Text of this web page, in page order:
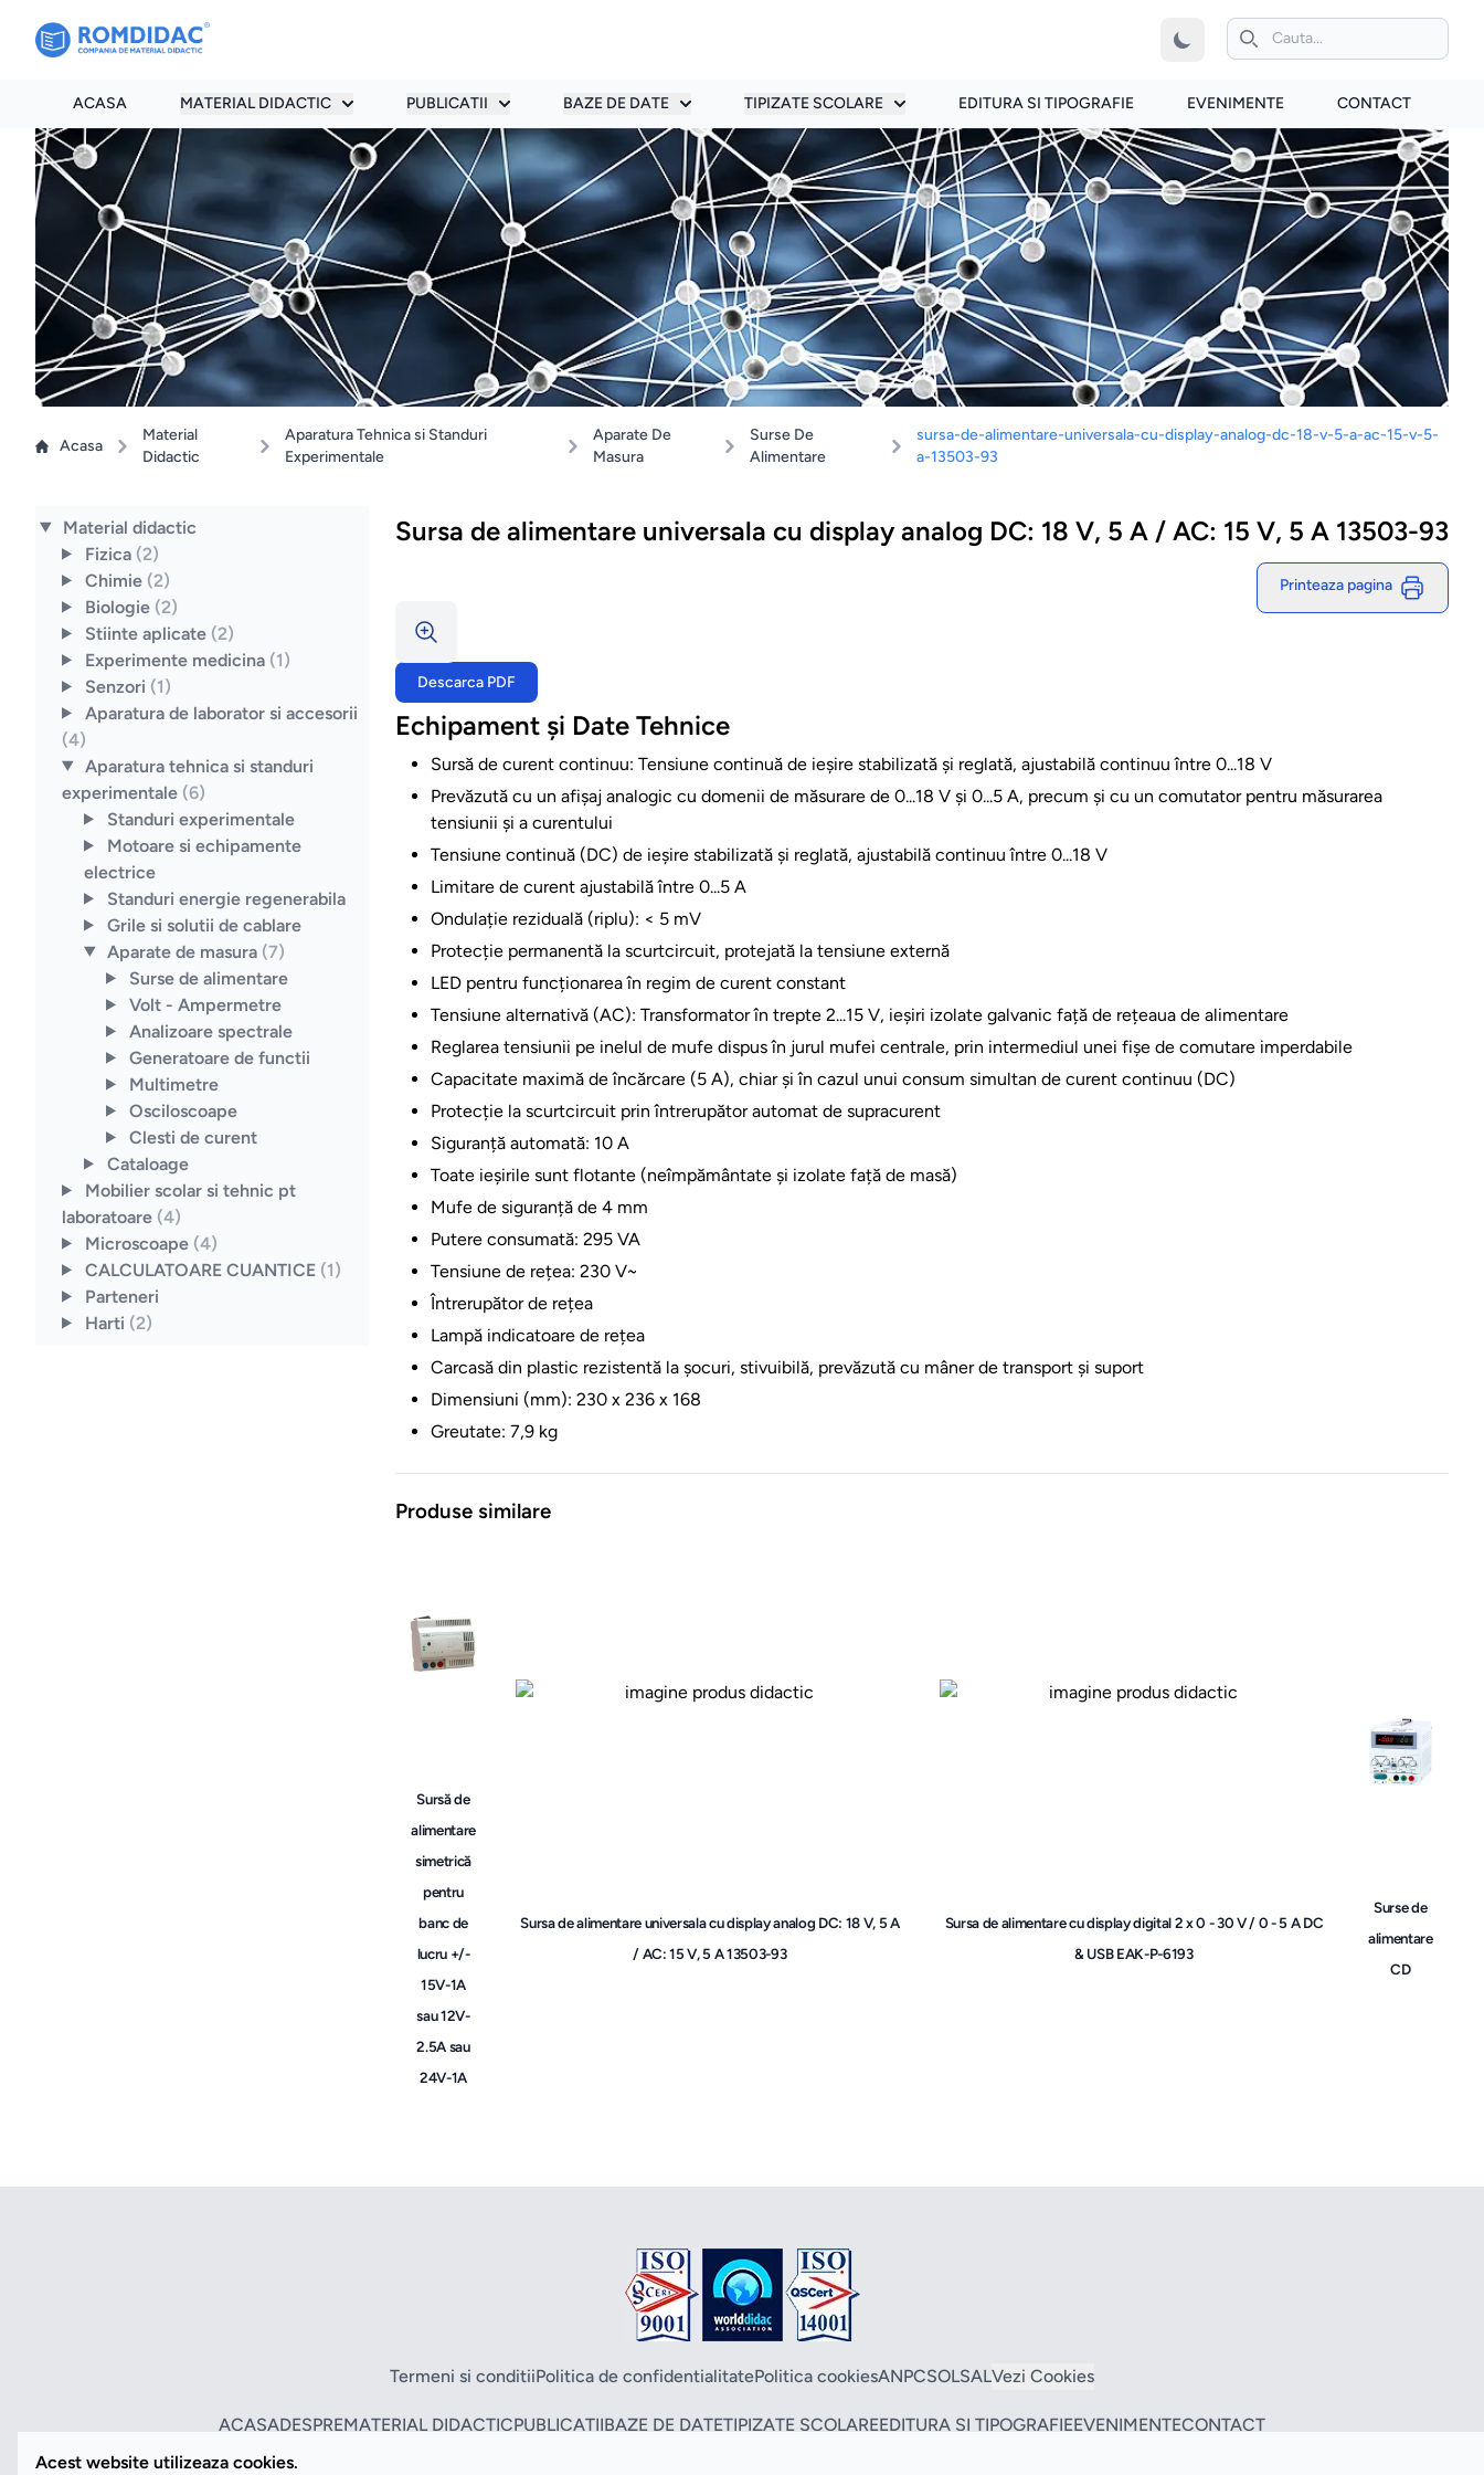
iconita de cautare
ACASA MATERIAL DIDACTIC PUBLICATII BAZE DE DATE TIPIZATE SCOLARE EDITURA SI TIPOGRAFIE EVENIMENTE CONTACT
Acasa
Material
Didactic
Aparatura Tehnica si Standuri
Experimentale
Aparate De
Masura
Surse De
Alimentare
sursa-de-alimentare-universala-cu-display-analog-dc-18-v-5-a-ac-15-v-5-
a-13503-93
Material didactic
Fizica (2)
Chimie (2)
Biologie (2)
Stiinte aplicate (2)
Experimente medicina (1)
Senzori (1)
Aparatura de laborator si accesorii
(4)
Aparatura tehnica si standuri
experimentale (6)
Standuri experimentale
Motoare si echipamente
electrice
Standuri energie regenerabila
Grile si solutii de cablare
Aparate de masura (7)
Surse de alimentare
Volt - Ampermetre
Analizoare spectrale
Generatoare de functii
Multimetre
Osciloscoape
Clesti de curent
Cataloage
Mobilier scolar si tehnic pt
laboratoare (4)
Microscoape (4)
CALCULATOARE CUANTICE (1)
Parteneri
Harti (2)
Sursa de alimentare universala cu display analog DC: 18 V, 5 A / AC: 15 V, 5 A 13503-93
Printeaza pagina
Descarca PDF
Echipament și Date Tehnice
Sursă de curent continuu: Tensiune continuă de ieșire stabilizată și reglată, ajustabilă continuu între 0...18 V
Prevăzută cu un afișaj analogic cu domenii de măsurare de 0...18 V și 0...5 A, precum și cu un comutator pentru măsurarea
tensiunii și a curentului
Tensiune continuă (DC) de ieșire stabilizată și reglată, ajustabilă continuu între 0...18 V
Limitare de curent ajustabilă între 0...5 A
Ondulație reziduală (riplu): < 5 mV
Protecție permanentă la scurtcircuit, protejată la tensiune externă
LED pentru funcționarea în regim de curent constant
Tensiune alternativă (AC): Transformator în trepte 2...15 V, ieșiri izolate galvanic față de rețeaua de alimentare
Reglarea tensiunii pe inelul de mufe dispus în jurul mufei centrale, prin intermediul unei fișe de comutare imperdabile
Capacitate maximă de încărcare (5 A), chiar și în cazul unui consum simultan de curent continuu (DC)
Protecție la scurtcircuit prin întrerupător automat de supracurent
Siguranță automată: 10 A
Toate ieșirile sunt flotante (neîmpământate și izolate față de masă)
Mufe de siguranță de 4 mm
Putere consumată: 295 VA
Tensiune de rețea: 230 V~
Întrerupător de rețea
Lampă indicatoare de rețea
Carcasă din plastic rezistentă la șocuri, stivuibilă, prevăzută cu mâner de transport și suport
Dimensiuni (mm): 230 x 236 x 168
Greutate: 7,9 kg
Produse similare
Sursă de
alimentare
simetrică
pentru
banc de
lucru +/-
15V-1A
sau 12V-
2.5A sau
24V-1A
Sursa de alimentare universala cu display analog DC: 18 V, 5 A
/ AC: 15 V, 5 A 13503-93
Sursa de alimentare cu display digital 2 x 0 - 30 V / 0 - 5 A DC
& USB EAK-P-6193
Surse de
alimentare
CD
Termeni si conditiiPolitica de confidentialitatePolitica cookiesANPCSOLSAL Vezi Cookies
ACASADESPREMATERIAL DIDACTICPUBLICATIIBAZE DE DATETIPIZATE SCOLAREEDITURA SI TIPOGRAFIEEVENIMENTECONTACT
Acest website utilizeaza cookies.